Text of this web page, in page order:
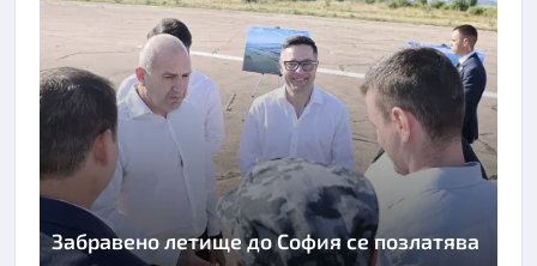
Забравено летище до София се позлатява